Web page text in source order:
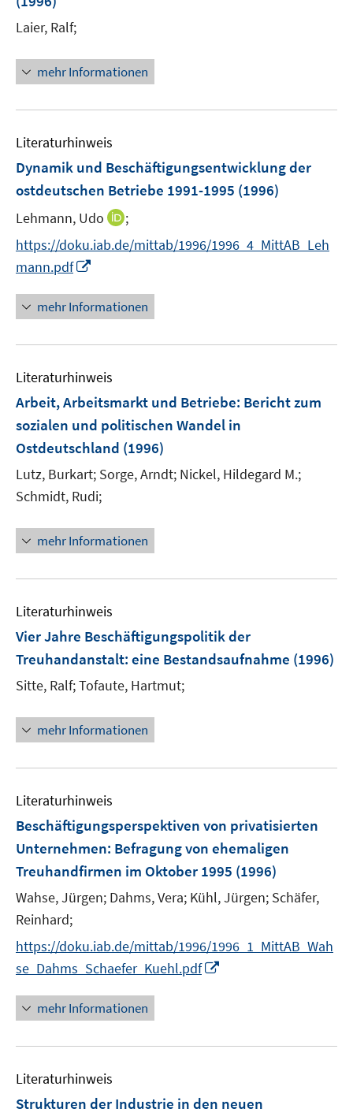
Laier, Ralf;
mehr Informationen
Literaturhinweis
Dynamik und Beschäftigungsentwicklung der
ostdeutschen Betriebe 1991-1995 (1996)
Lehmann, Udo
I
n
u
e
F
s
t
e
ö
n
e
n
;
https://doku.iab.de/mittab/1996/1996_4_MittAB_Leh
mann.pdf
n
e
u
m
F
e
n
s
t
e
ö
f
e
mehr Informationen
Literaturhinweis
Arbeit, Arbeitsmarkt und Betriebe: Bericht zum
sozialen und politischen Wandel in
Ostdeutschland (1996)
Lutz, Burkart; Sorge, Arndt; Nickel, Hildegard M.;
Schmidt, Rudi;
mehr Informationen
Literaturhinweis
Vier Jahre Beschäftigungspolitik der
Treuhandanstalt: eine Bestandsaufnahme (1996)
Sitte, Ralf;Tofaute, Hartmut;
mehr Informationen
Literaturhinweis
Beschäftigungsperspektiven von privatisierten
Unternehmen: Befragung von ehemaligen
Treuhandfirmen im Oktober 1995 (1996)
Wahse, Jürgen; Dahms, Vera; Kühl, Jürgen; Schäfer,
Reinhard;
https://doku.iab.de/mittab/1996/1996_1_MittAB_Wah
se_Dahms_Schaefer_Kuehl.pdf
u
F
mehr Informationen
Literaturhinweis
Strukturen der Industrie in den neuen